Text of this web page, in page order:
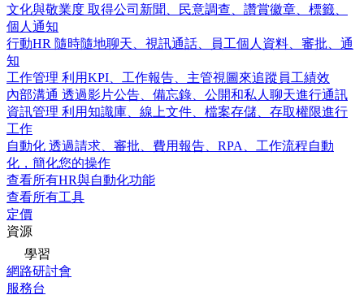
文化與敬業度 取得公司新聞、民意調查、讚賞徽章、標籤、
個人通知
行動HR 隨時隨地聊天、視訊通話、員工個人資料、審批、通
知
工作管理 利用KPI、工作報告、主管視圖來追蹤員工績效
內部溝通 透過影片公告、備忘錄、公開和私人聊天進行通訊
資訊管理 利用知識庫、線上文件、檔案存儲、存取權限進行
工作
自動化 透過請求、審批、費用報告、RPA、工作流程自動
化，簡化您的操作
查看所有HR與自動化功能
查看所有工具
定價
資源
學習
網路研討會
服務台